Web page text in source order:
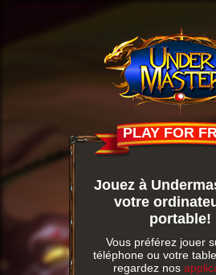
PLAY FOR
Jouez à
votre
portable!
Vous préférez jouer
téléphone ou votre
regardez nos